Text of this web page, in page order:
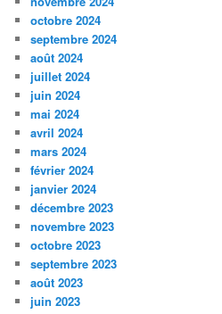
octobre 2024
septembre 2024
août 2024
juillet 2024
juin 2024
mai 2024
avril 2024
mars 2024
février 2024
janvier 2024
décembre 2023
novembre 2023
octobre 2023
septembre 2023
août 2023
juin 2023